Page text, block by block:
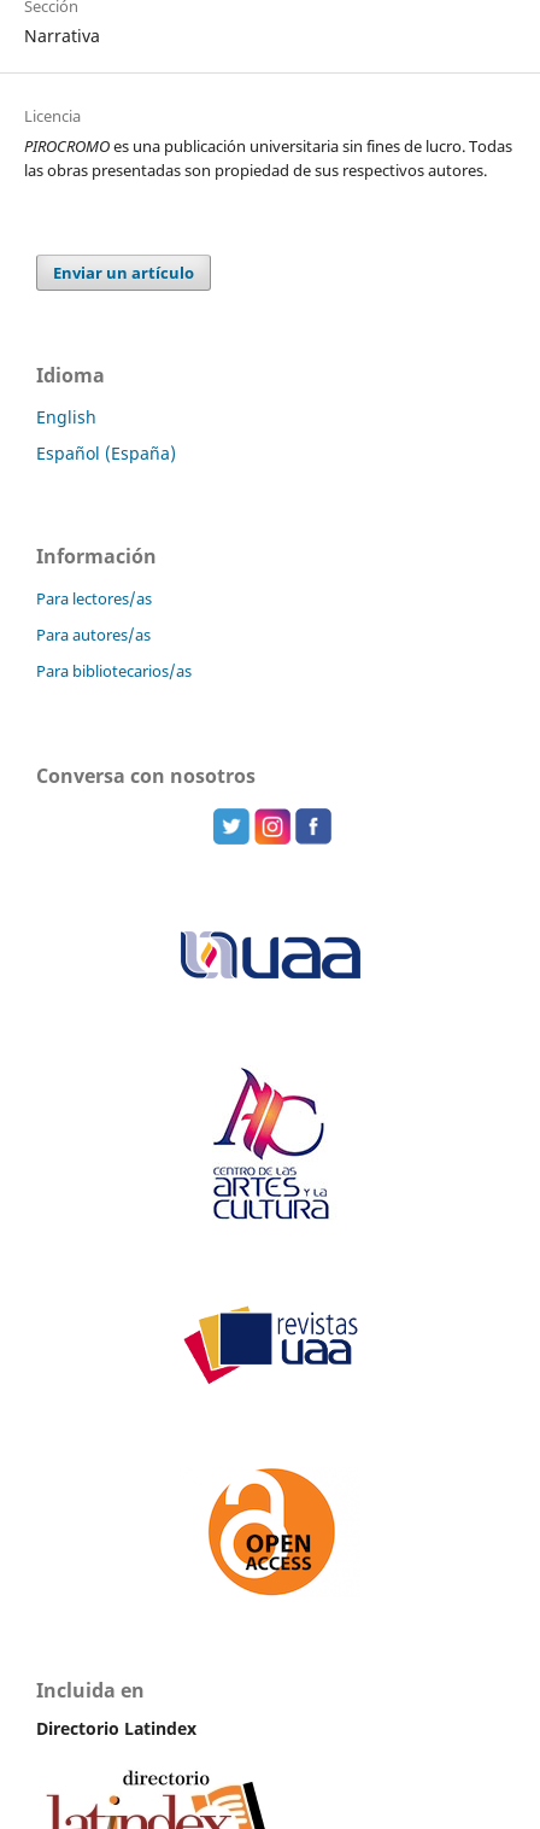
Sección
Narrativa
Licencia
PIROCROMOes una publicación universitaria sin fines de lucro. Todas
las obras presentadas son propiedad de sus respectivos autores.
Enviar un artículo
Idioma
English
Español (España)
Información
Para lectores/as
Para autores/as
Para bibliotecarios/as
Conversa con nosotros
Incluida en
Directorio Latindex